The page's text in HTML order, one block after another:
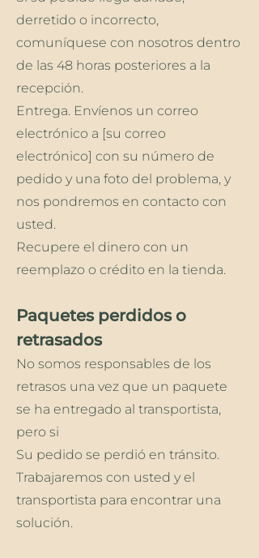
derretido o incorrecto,
comuníquese con nosotros dentro
de las 48 horas posteriores a la
recepción.
Entrega. Envíenos un correo
electrónico a [su correo
electrónico] con su número de
pedido y una foto del problema, y
nos pondremos en contacto con
usted.
Recupere el dinero con un
reemplazo o crédito en la tienda.
Paquetes perdidos o
retrasados
No somos responsables de los
retrasos una vez que un paquete
se ha entregado al transportista,
pero si
Su pedido se perdió en tránsito.
Trabajaremos con usted y el
transportista para encontrar una
solución.